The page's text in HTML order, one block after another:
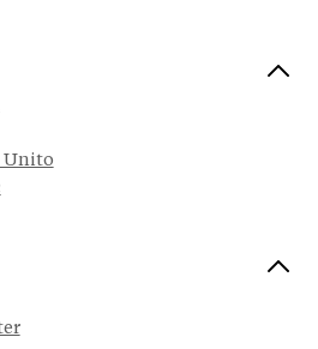
Unito